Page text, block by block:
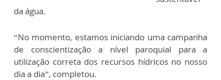
da água.
“No momento, estamos iniciando uma campanha
de conscientização a nível paroquial para a
utilização correta dos recursos hídricos no nosso
dia a dia”, completou.